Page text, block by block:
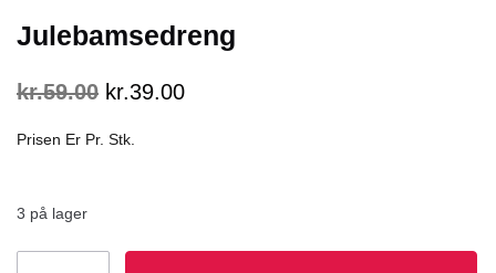
Julebamsedreng
kr.59.00 kr.39.00
Prisen Er Pr. Stk.
3 på lager